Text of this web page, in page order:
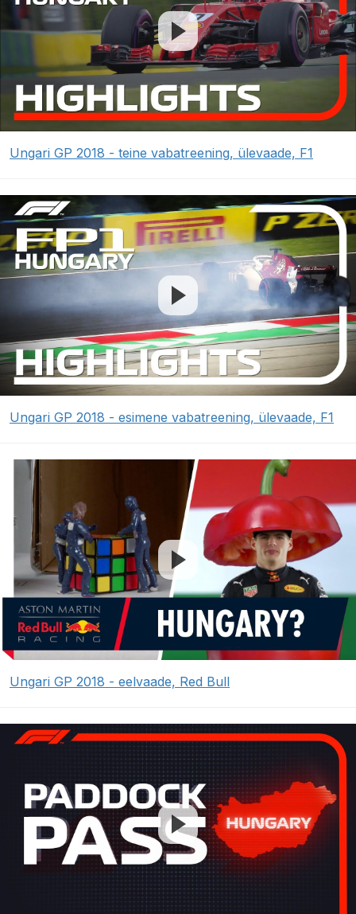
Ungari GP 2018 - teine vabatreening, ülevaade, F1
Ungari GP 2018 - esimene vabatreening, ülevaade, F1
Ungari GP 2018 - eelvaade, Red Bull